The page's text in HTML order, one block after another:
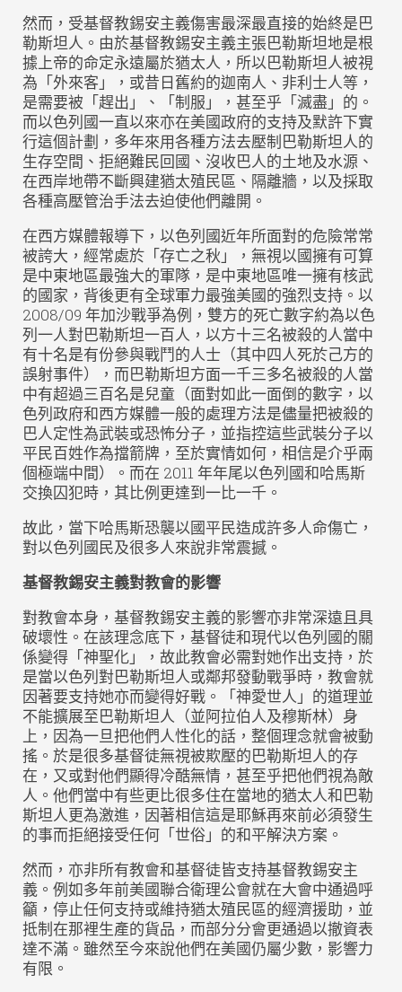
然而，受基督教錫安主義傷害最深最直接的始終是巴
勒斯坦人。由於基督教錫安主義主張巴勒斯坦地是根
據上帝的命定永遠屬於猶太人，所以巴勒斯坦人被視
為「外來客」，或昔日舊約的迦南人、非利士人等，
是需要被「趕出」、「制服」，甚至乎「滅盡」的。
而以色列國一直以來亦在美國政府的支持及默許下實
行這個計劃，多年來用各種方法去壓制巴勒斯坦人的
生存空間、拒絕難民回國、沒收巴人的土地及水源、
在西岸地帶不斷興建猶太殖民區、隔離牆，以及採取
各種高壓管治手法去迫使他們離開。
在西方媒體報導下，以色列國近年所面對的危險常常
被誇大，經常處於「存亡之秋」，無視以國擁有可算
是中東地區最強大的軍隊，是中東地區唯一擁有核武
的國家，背後更有全球軍力最強美國的強烈支持。以
2008/09 年加沙戰爭為例，雙方的死亡數字約為以色
列一人對巴勒斯坦一百人，以方十三名被殺的人當中
有十名是有份參與戰鬥的人士（其中四人死於己方的
誤射事件），而巴勒斯坦方面一千三多名被殺的人當
中有超過三百名是兒童（面對如此一面倒的數字，以
色列政府和西方媒體一般的處理方法是儘量把被殺的
巴人定性為武裝或恐怖分子，並指控這些武裝分子以
平民百姓作為擋箭牌，至於實情如何，相信是介乎兩
個極端中間）。而在 2011 年年尾以色列國和哈馬斯
交換囚犯時，其比例更達到一比一千。
故此，當下哈馬斯恐襲以國平民造成許多人命傷亡，
對以色列國民及很多人來說非常震撼。
基督教錫安主義對教會的影響
對教會本身，基督教錫安主義的影響亦非常深遠且具
破壞性。在該理念底下，基督徒和現代以色列國的關
係變得「神聖化」，故此教會必需對她作出支持，於
是當以色列對巴勒斯坦人或鄰邦發動戰爭時，教會就
因著要支持她亦而變得好戰。「神愛世人」的道理並
不能擴展至巴勒斯坦人（並阿拉伯人及穆斯林）身
上，因為一旦把他們人性化的話，整個理念就會被動
搖。於是很多基督徒無視被欺壓的巴勒斯坦人的存
在，又或對他們顯得冷酷無情，甚至乎把他們視為敵
人。他們當中有些更比很多住在當地的猶太人和巴勒
斯坦人更為激進，因著相信這是耶穌再來前必須發生
的事而拒絕接受任何「世俗」的和平解決方案。
然而，亦非所有教會和基督徒皆支持基督教錫安主
義。例如多年前美國聯合衛理公會就在大會中通過呼
籲，停止任何支持或維持猶太殖民區的經濟援助，並
抵制在那裡生產的貨品，而部分分會更通過以撤資表
達不滿。雖然至今來說他們在美國仍屬少數，影響力
有限。